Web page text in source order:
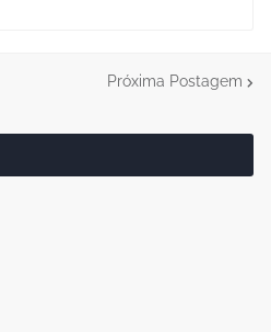
Próxima Postagem